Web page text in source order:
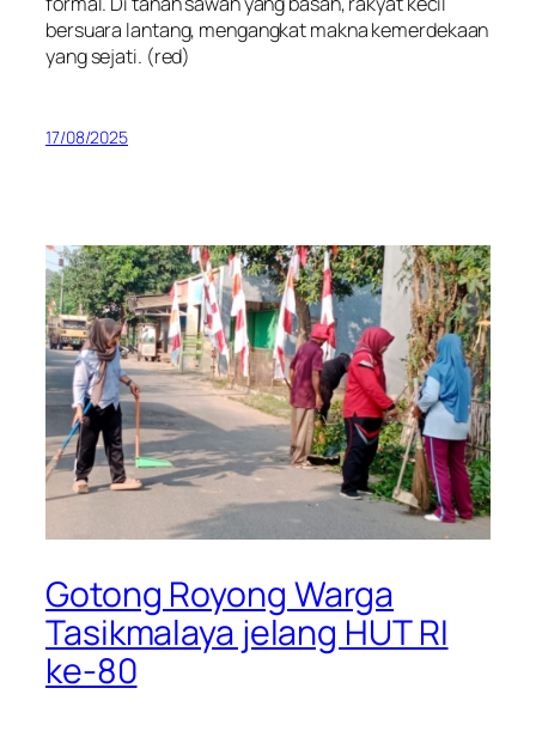
bersuara lantang, mengangkat makna kemerdekaan
yang sejati. (red)
17/08/2025
Gotong Royong Warga
Tasikmalaya jelang HUT RI
ke-80